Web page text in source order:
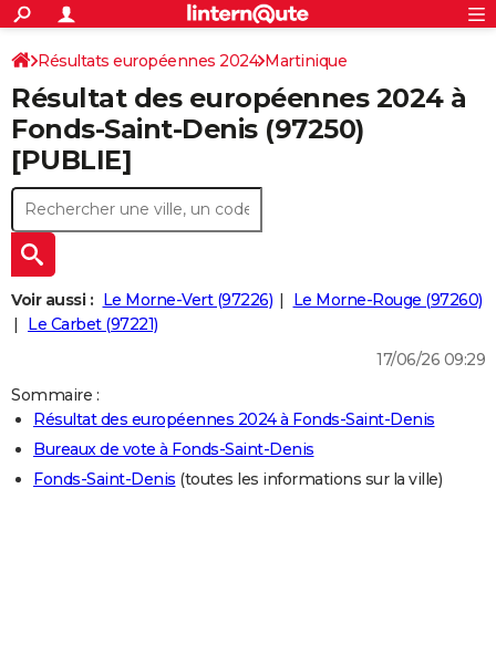
ACTUALITÉS
Politique
Société
Faits Divers
Education
Monde
Villes
+
SPORT
Coupe du monde 2026
Football
Tennis
Cyclisme
Rugby
Forum
CULTURE
Programme TV
TNT
Streaming
Cinéma
Sorties cinéma
Musique
+FINANCE
Retraite
Impôts
Epargne
Immobilier
Risques naturels par ville
Banque
Assurance
CréditAUTO
Essais
Réserver un essai
Citadines
Berlines
SUV
Forum auto
+HIGH-TECH
Mobiles
Meilleur smartphone
Internet
Ordinateurs
Jeux vidéo
Guide high-tech
+
BRICOLAGE
Forum
Aménagement intérieur
Extérieur
Cuisine
Salle de bains
Jardinage
Rangement
LIFESTYLE
Art de vivre
Bien-être
Loisirs
Mode
Modes de vie
SANTE
Alimentation
Guide de la santé
Maladies
Médicaments
Sommeil
VOYAGE
S'inscrire
Connexion
Résultats européennes 2024 Martinique
Résultat des européennes 2024 à
Fonds-Saint-Denis (97250)
[PUBLIE]
Voir aussi : Le Morne-Vert (97226)
Le Morne-Rouge (97260)
Le Carbet (97221)
17/06/26 09:29
Sommaire :
Résultat des européennes 2024 à Fonds-Saint-Denis
Bureaux de vote à Fonds-Saint-Denis
Fonds-Saint-Denis (toutes les informations sur la ville)